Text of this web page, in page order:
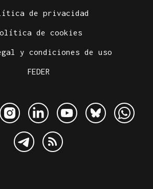
de privacidad
de cookies
y condiciones de uso
FEDER